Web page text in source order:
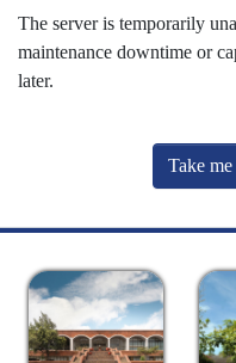
The server is temporarily
maintenance downtime or
later.
Take